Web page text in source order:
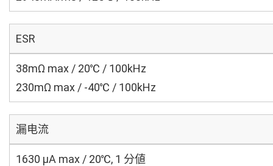
ESR
38mΩ max / 20℃ / 100kHz
230mΩ max / -40℃ / 100kHz
漏电流
1630 μA max / 20℃, 1 分値